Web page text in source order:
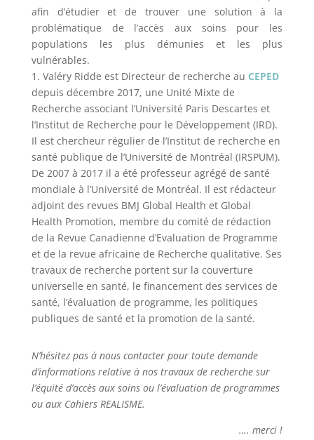
afin d’étudier et de trouver une solution à la
problématique de l’accès aux soins pour les
populations les plus démunies et les plus
vulnérables.
1. Valéry Ridde est Directeur de recherche au CEPED
depuis décembre 2017, une Unité Mixte de
Recherche associant l’Université Paris Descartes et
l’Institut de Recherche pour le Développement (IRD).
Il est chercheur régulier de l’Institut de recherche en
santé publique de l’Université de Montréal (IRSPUM).
De 2007 à 2017 il a été professeur agrégé de santé
mondiale à l’Université de Montréal. Il est rédacteur
adjoint des revues BMJ Global Health et Global
Health Promotion, membre du comité de rédaction
de la Revue Canadienne d’Evaluation de Programme
et de la revue africaine de Recherche qualitative. Ses
travaux de recherche portent sur la couverture
universelle en santé, le financement des services de
santé, l’évaluation de programme, les politiques
publiques de santé et la promotion de la santé.
N’hésitez pas à nous contacter pour toute demande
d’informations relative à nos travaux de recherche sur
l’équité d’accès aux soins ou l’évaluation de programmes
ou aux Cahiers REALISME.
…. merci !